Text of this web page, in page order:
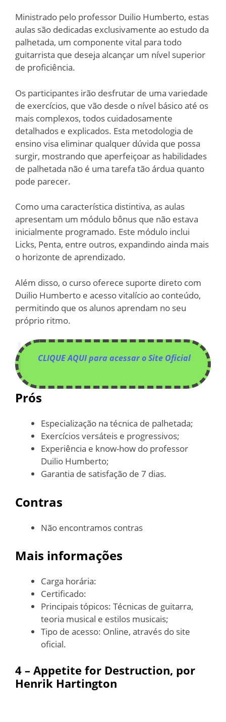
Ministrado pelo professor Duilio Humberto, estas
aulas são dedicadas exclusivamente ao estudo da
palhetada, um componente vital para todo
guitarrista que deseja alcançar um nível superior
de proficiência.
Os participantes irão desfrutar de uma variedade
de exercícios, que vão desde o nível básico até os
mais complexos, todos cuidadosamente
detalhados e explicados. Esta metodologia de
ensino visa eliminar qualquer dúvida que possa
surgir, mostrando que aperfeiçoar as habilidades
de palhetada não é uma tarefa tão árdua quanto
pode parecer.
Como uma característica distintiva, as aulas
apresentam um módulo bônus que não estava
inicialmente programado. Este módulo inclui
Licks, Penta, entre outros, expandindo ainda mais
o horizonte de aprendizado.
Além disso, o curso oferece suporte direto com
Duilio Humberto e acesso vitalício ao conteúdo,
permitindo que os alunos aprendam no seu
próprio ritmo.
CLIQUE AQUI para acessar o Site Oficial
Prós
Especialização na técnica de palhetada;
Exercícios versáteis e progressivos;
Experiência e know-how do professor
Duilio Humberto;
Garantia de satisfação de 7 dias.
Contras
Não encontramos contras
Mais informações
Carga horária:
Certificado:
Principais tópicos: Técnicas de guitarra,
teoria musical e estilos musicais;
Tipo de acesso: Online, através do site
oficial.
4 – Appetite for Destruction, por
Henrik Hartington